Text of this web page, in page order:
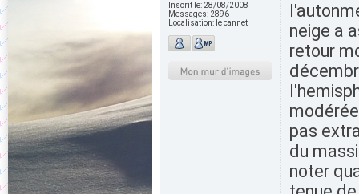
Inscrit le: 28/08/2008
Messages: 2896
Localisation: le cannet
neige a
retour
pas
du
noter